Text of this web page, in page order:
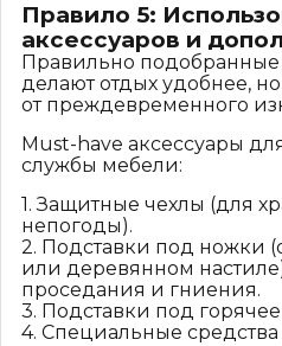
Правило 5:
аксессуаров и
Правильно подобранные
делают отдых удобнее,
от преждевременного
Must-have аксессуары
службы мебели:
1. Защитные чехлы (для
непогоды).
2. Подставки под ножки
или деревянном
проседания и гниения.
3. Подставки под
4. Специальные средства